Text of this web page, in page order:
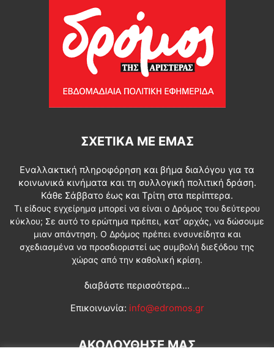
ΣΧΕΤΙΚΆ ΜΕ ΕΜΆΣ
Εναλλακτική πληροφόρηση και βήμα διαλόγου για τα
κοινωνικά κινήματα και τη συλλογική πολιτική δράση.
Κάθε Σάββατο έως και Τρίτη στα περίπτερα.
Τι είδους εγχείρημα μπορεί να είναι ο Δρόμος του δεύτερου
κύκλου; Σε αυτό το ερώτημα πρέπει, κατ’ αρχάς, να δώσουμε
μιαν απάντηση. Ο Δρόμος πρέπει ενσυνείδητα και
σχεδιασμένα να προσδιοριστεί ως συμβολή διεξόδου της
χώρας από την καθολική κρίση.
διαβάστε περισσότερα...
Επικοινωνία: info@edromos.gr
ΑΚΟΛΟΥΘΗΣΕ ΜΑΣ